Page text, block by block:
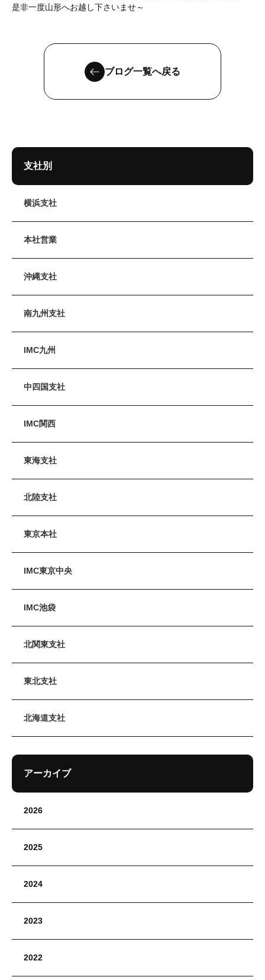
是非一度山形へお越し下さいませ～
ブログ一覧へ戻る
支社別
横浜支社
本社営業
沖縄支社
南九州支社
IMC九州
中四国支社
IMC関西
東海支社
北陸支社
東京本社
IMC東京中央
IMC池袋
北関東支社
東北支社
北海道支社
アーカイブ
2026
2025
2024
2023
2022